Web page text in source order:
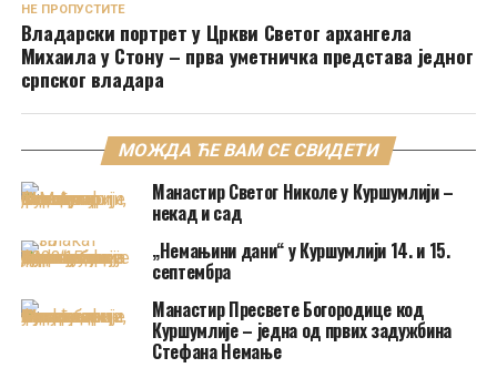
НЕ ПРОПУСТИТЕ
Владарски портрет у Цркви Светог архангела
Михаила у Стону – прва уметничка представа једног
српског владара
МОЖДА ЋЕ ВАМ СЕ СВИДЕТИ
Манастир Светог Николе у Куршумлији –
некад и сад
„Немањини дани“ у Куршумлији 14. и 15.
септембра
Манастир Пресвете Богородице код
Куршумлије – једна од првих задужбина
Стефана Немање